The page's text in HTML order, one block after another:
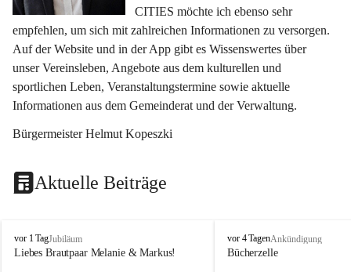
CITIES möchte ich ebenso sehr
empfehlen, um sich mit zahlreichen Informationen zu versorgen.
Auf der Website und in der App gibt es Wissenswertes über
unser Vereinsleben, Angebote aus dem kulturellen und
sportlichen Leben, Veranstaltungstermine sowie aktuelle
Informationen aus dem Gemeinderat und der Verwaltung.
Bürgermeister Helmut Kopeszki
Aktuelle Beiträge
T
o
vor 1 TagJubiläum
Liebes Brautpaar Melanie & Markus!
T
o
vor 4 TagenAnkündigung
Bücherzelle